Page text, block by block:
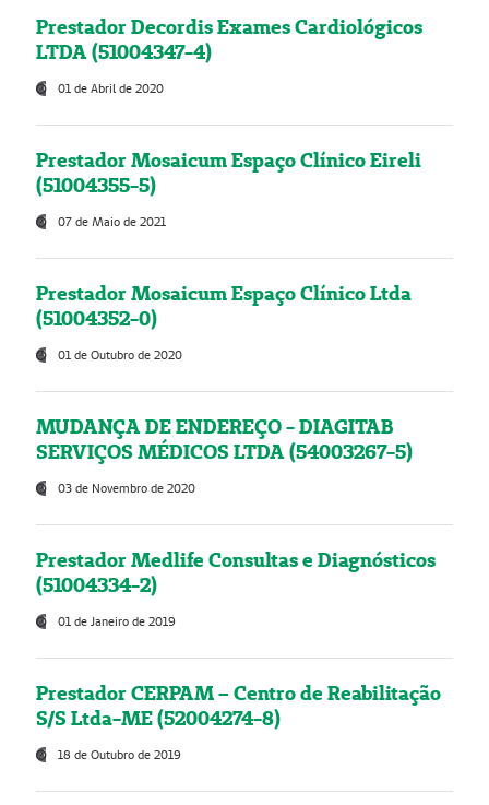
Prestador Decordis Exames Cardiológicos
LTDA (51004347-4)
01 de Abril de 2020
Prestador Mosaicum Espaço Clínico Eireli
(51004355-5)
07 de Maio de 2021
Prestador Mosaicum Espaço Clínico Ltda
(51004352-0)
01 de Outubro de 2020
MUDANÇA DE ENDEREÇO - DIAGITAB
SERVIÇOS MÉDICOS LTDA (54003267-5)
03 de Novembro de 2020
Prestador Medlife Consultas e Diagnósticos
(51004334-2)
01 de Janeiro de 2019
Prestador CERPAM – Centro de Reabilitação
S/S Ltda-ME (52004274-8)
18 de Outubro de 2019